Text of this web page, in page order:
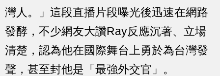
灣人。」這段直播片段曝光後迅速在網路
發酵，不少網友大讚Ray反應沉著、立場
清楚，認為他在國際舞台上勇於為台灣發
聲，甚至封他是「最強外交官」。